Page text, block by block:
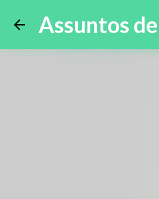
Assuntos